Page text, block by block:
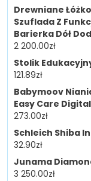
Drewniane
Szuflada Z
Barierka Dół
2 200.00zł
Stolik
121.89zł
Babymoov
Easy Care
273.00zł
Schleich Shiba
32.90zł
Junama
3 250.00zł